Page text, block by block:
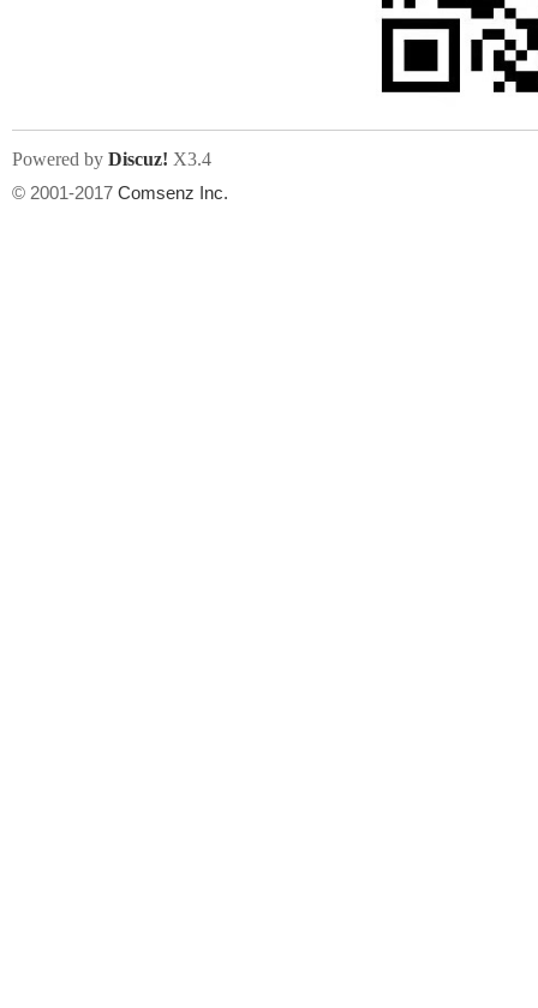
人
Powered by Discuz! X3.4
© 2001-2017 Comsenz Inc.